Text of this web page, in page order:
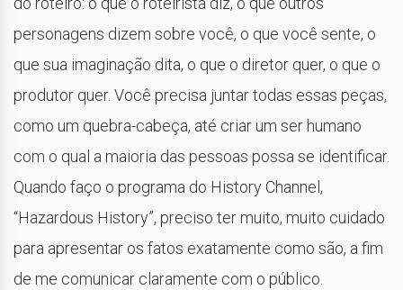
personagens dizem sobre você, o que você sente, o
que sua imaginação dita, o que o diretor quer, o que o
produtor quer. Você precisa juntar todas essas peças,
como um quebra-cabeça, até criar um ser humano
com o qual a maioria das pessoas possa se identificar.
Quando faço o programa do History Channel,
“Hazardous History”, preciso ter muito, muito cuidado
para apresentar os fatos exatamente como são, a fim
de me comunicar claramente com o público.